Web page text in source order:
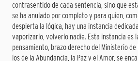
contrasentido de cada sentencia, sino que
se ha anulado por completo y para quien,
despierta la lógica, hay una instancia
vaporizarlo, volverlo nadie. Esta instancia es
pensamiento, brazo derecho del Ministerio
los de la Abundancia, la Paz y el Amor, se